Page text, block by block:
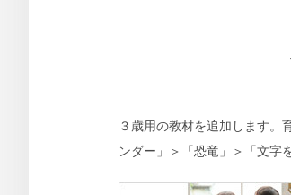
３歳用の教材を追加します。
ンダー」＞「恐竜」＞「文字